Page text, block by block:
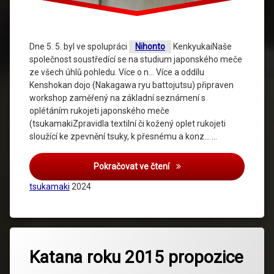
Dne 5. 5. byl ve spolupráci Nihonto
KenkyukaiNaše
společnost soustředící se na studium japonského meče
ze všech úhlů pohledu. Více o n… Více a oddílu
Kenshokan dojo (Nakagawa ryu battojutsu) připraven
workshop zaměřený na základní seznámení s
oplétáním rukojeti japonského meče
(tsukamakiZpravidla textilní či kožený oplet rukojeti
sloužící ke zpevnění tsuky, k přesnému a konz… …
Pokračovat ve čteníWorkshop
tsukamaki 2024
Katana roku 2015 propozice